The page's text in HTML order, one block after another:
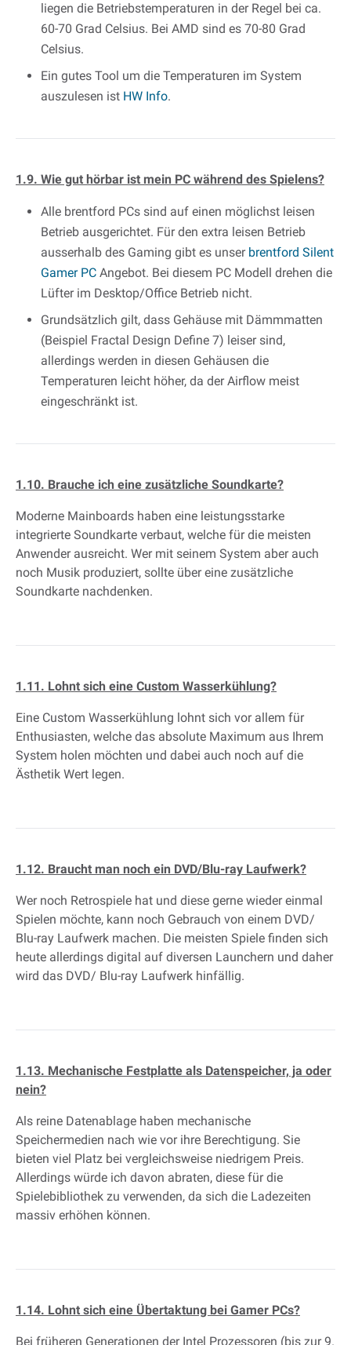
liegen die Betriebstemperaturen in der Regel bei ca.
60-70 Grad Celsius. Bei AMD sind es 70-80 Grad
Celsius.
Ein gutes Tool um die Temperaturen im System
auszulesen ist HW Info.
1.9. Wie gut hörbar ist mein PC während des Spielens?
Alle brentford PCs sind auf einen möglichst leisen
Betrieb ausgerichtet. Für den extra leisen Betrieb
ausserhalb des Gaming gibt es unser brentford Silent
Gamer PC Angebot. Bei diesem PC Modell drehen die
Lüfter im Desktop/Office Betrieb nicht.
Grundsätzlich gilt, dass Gehäuse mit Dämmmatten
(Beispiel Fractal Design Define 7) leiser sind,
allerdings werden in diesen Gehäusen die
Temperaturen leicht höher, da der Airflow meist
eingeschränkt ist.
1.10. Brauche ich eine zusätzliche Soundkarte?
Moderne Mainboards haben eine leistungsstarke
integrierte Soundkarte verbaut, welche für die meisten
Anwender ausreicht. Wer mit seinem System aber auch
noch Musik produziert, sollte über eine zusätzliche
Soundkarte nachdenken.
1.11. Lohnt sich eine Custom Wasserkühlung?
Eine Custom Wasserkühlung lohnt sich vor allem für
Enthusiasten, welche das absolute Maximum aus Ihrem
System holen möchten und dabei auch noch auf die
Ästhetik Wert legen.
1.12. Braucht man noch ein DVD/Blu-ray Laufwerk?
Wer noch Retrospiele hat und diese gerne wieder einmal
Spielen möchte, kann noch Gebrauch von einem DVD/
Blu-ray Laufwerk machen. Die meisten Spiele finden sich
heute allerdings digital auf diversen Launchern und daher
wird das DVD/ Blu-ray Laufwerk hinfällig.
1.13. Mechanische Festplatte als Datenspeicher, ja oder
nein?
Als reine Datenablage haben mechanische
Speichermedien nach wie vor ihre Berechtigung. Sie
bieten viel Platz bei vergleichsweise niedrigem Preis.
Allerdings würde ich davon abraten, diese für die
Spielebibliothek zu verwenden, da sich die Ladezeiten
massiv erhöhen können.
1.14. Lohnt sich eine Übertaktung bei Gamer PCs?
Bei früheren Generationen der Intel Prozessoren (bis zur 9.